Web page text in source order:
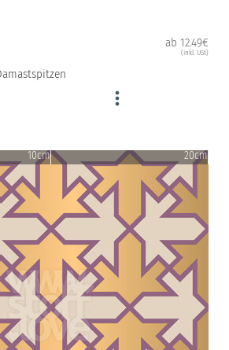
ab 12.49€
(inkl. USt)
10cm 20cm